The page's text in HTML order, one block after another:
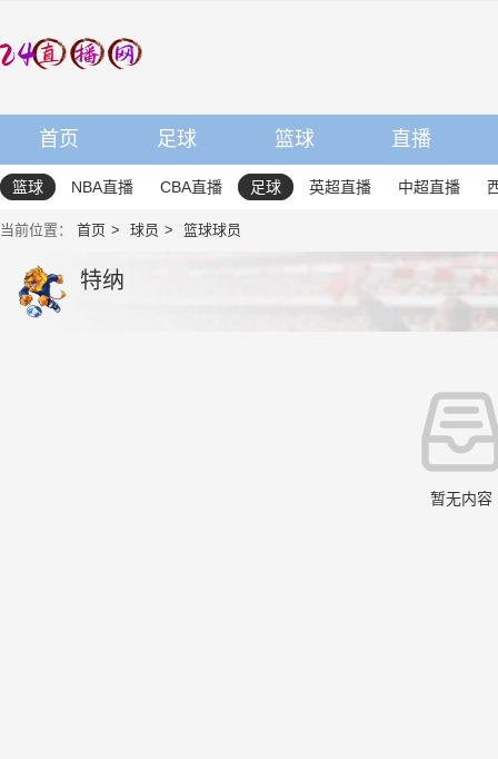
首页 足球 篮球 直播
篮球 NBA直播 CBA直播 足球 英超直播 中超直播
当前位置： 首页 球员 篮球球员
特纳
暂无内容